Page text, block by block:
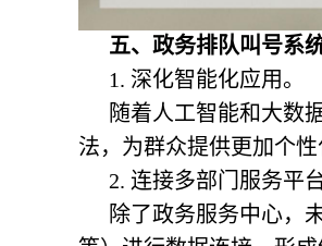
五、 政务排队叫号系
1. 深化智能化应用。
随着人工智能和大数
法，为群众提供更加个
2. 连接多部门服务平台
除了政务服务中心，